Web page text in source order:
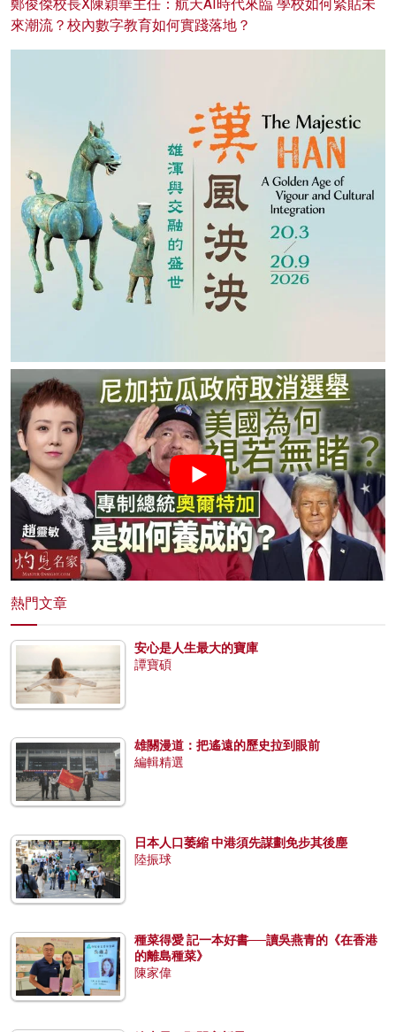
鄭俊傑校長X陳穎華主任：航天AI時代來臨 學校如何緊貼未
來潮流？校內數字教育如何實踐落地？
熱門文章
安心是人生最大的寶庫
譚寶碩
雄關漫道：把遙遠的歷史拉到眼前
編輯精選
日本人口萎縮 中港須先謀劃免步其後塵
陸振球
種菜得愛 記一本好書──讀吳燕青的《在香港
的離島種菜》
陳家偉